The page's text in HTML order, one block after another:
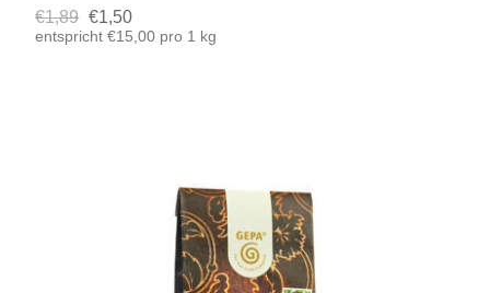
€1,89 €1,50
entspricht €15,00 pro 1 kg